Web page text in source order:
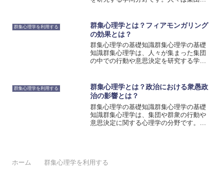
とがあります。群集心理学は、このよう
な現象を説明するための理論...
群集心理学を利用する
群集心理学とは？フィアモンガリング
の効果とは？
群集心理学の基礎知識群集心理学の基礎
知識群集心理学は、人々が集まった集団
の中での行動や意思決定を研究する学問
を理解するために、心理学や社会学の理
論や手法を用いて研究が行...
群集心理学を利用する
群集心理学とは？政治における衆愚政
治の影響とは？
群集心理学の基礎知識群集心理学の基礎
知識群集心理学は、集団や群衆の行動や
意思決定に関する心理学の分野です。個
ホーム
群集心理学を利用する